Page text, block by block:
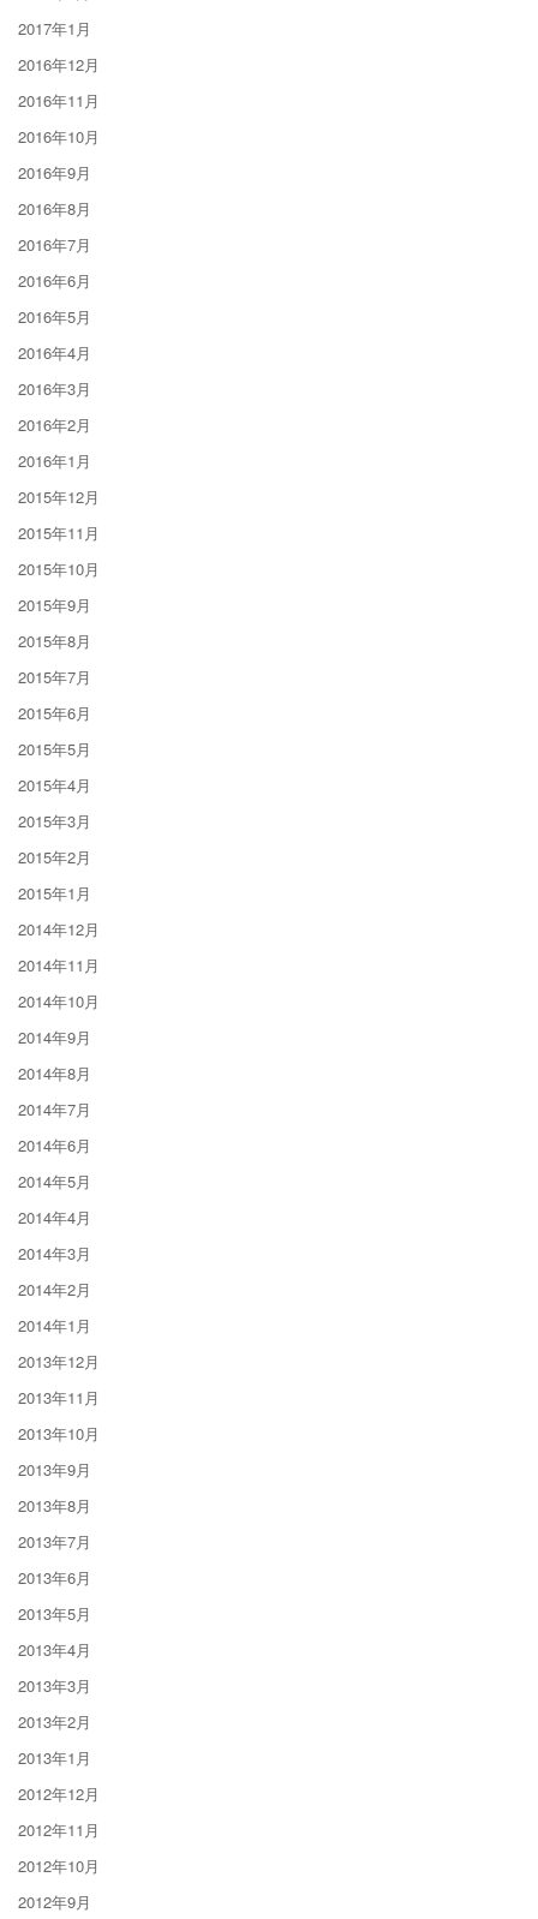
2017年1月
2016年12月
2016年11月
2016年10月
2016年9月
2016年8月
2016年7月
2016年6月
2016年5月
2016年4月
2016年3月
2016年2月
2016年1月
2015年12月
2015年11月
2015年10月
2015年9月
2015年8月
2015年7月
2015年6月
2015年5月
2015年4月
2015年3月
2015年2月
2015年1月
2014年12月
2014年11月
2014年10月
2014年9月
2014年8月
2014年7月
2014年6月
2014年5月
2014年4月
2014年3月
2014年2月
2014年1月
2013年12月
2013年11月
2013年10月
2013年9月
2013年8月
2013年7月
2013年6月
2013年5月
2013年4月
2013年3月
2013年2月
2013年1月
2012年12月
2012年11月
2012年10月
2012年9月